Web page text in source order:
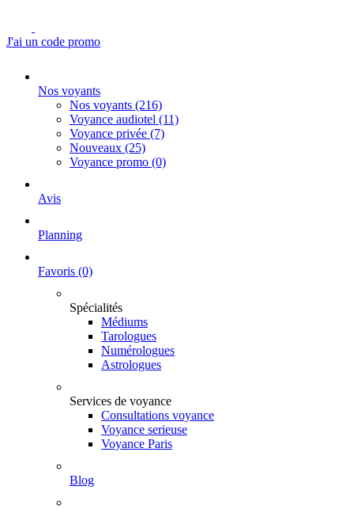
J'ai un code promo
Nos voyants
Nos voyants (216)
Voyance audiotel (11)
Voyance privée (7)
Nouveaux (25)
Voyance promo (0)
Avis
Planning
Favoris (0)
Spécialités
Médiums
Tarologues
Numérologues
Astrologues
Services de voyance
Consultations voyance
Voyance serieuse
Voyance Paris
Blog